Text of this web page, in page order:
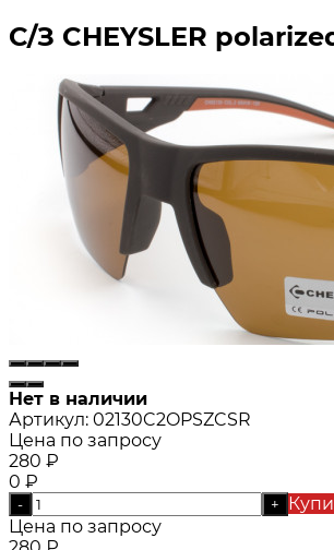
С/З CHEYSLER
Нет в наличии
Артикул: 02130C2OPSZCSR
Цена по запросу
280 ₽
0 ₽
- +
Цена по запросу